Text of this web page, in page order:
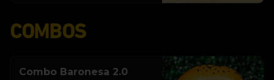
COMBOS
Combo Baronesa 2.0